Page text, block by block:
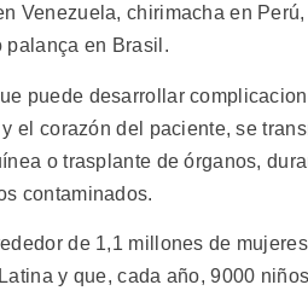
Venezuela, chirimacha en
palança en Brasil.
puede desarrollar
el corazón del paciente, se
o trasplante de órganos,
contaminados.
de 1,1 millones de
y que, cada año, 9000